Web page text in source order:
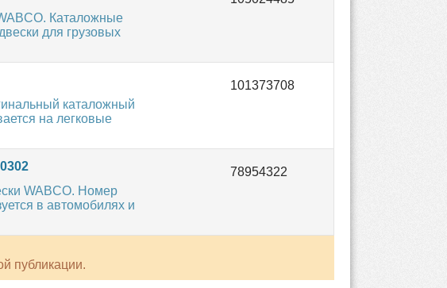
Каталожные
для грузовых
каталожный
на легковые
WABCO. Номер
в автомобилях и
публикации.